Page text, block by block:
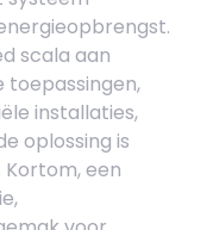
scala aan
installaties,
oplossing is
een